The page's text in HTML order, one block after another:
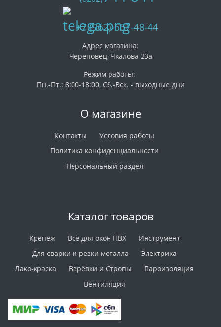
О магазине
Контакты
Условия работы
Политика конфиденциальности
Персональный раздел
Каталог товаров
Крепеж Всё для окон ПВХ
Инструмент
Для сварки и резки металла
Электрика
Лако-краска
Верёвки и Стропы
Пароизоляция
Вентиляция
+7 (962)-667-48-44
Адрес магазина:
Череповец, Чкалова 23а
Режим работы:
Пн.-Пт.: 8:00-18:00, Сб.-Вск. - выходные дни